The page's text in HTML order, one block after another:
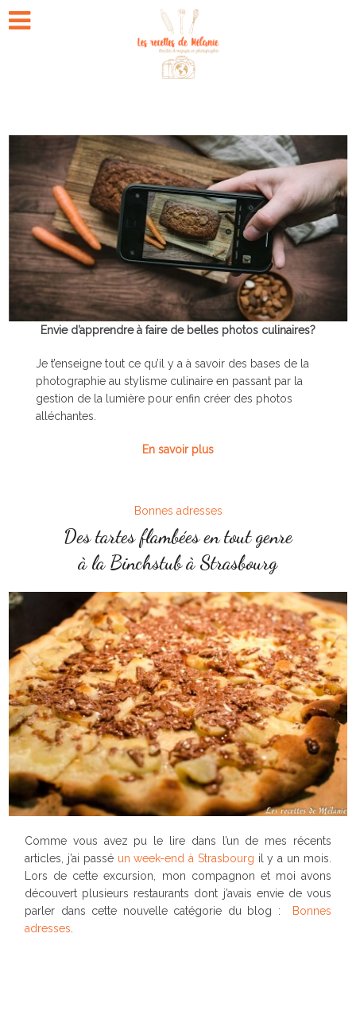
Envie d’apprendre à faire de belles photos culinaires?
Je t’enseigne tout ce qu’il y a à savoir des bases de la
photographie au stylisme culinaire en passant par la
gestion de la lumière pour enfin créer des photos
alléchantes.
En savoir plus
Bonnes adresses
Des tartes flambées en tout genre
à la Binchstub à Strasbourg
Comme vous avez pu le lire dans l’un de mes récents
articles, j’ai passé un week-end à Strasbourg il y a un mois.
Lors de cette excursion, mon compagnon et moi avons
découvert plusieurs restaurants dont j’avais envie de vous
parler dans cette nouvelle catégorie du blog :
Bonnes
adresses.